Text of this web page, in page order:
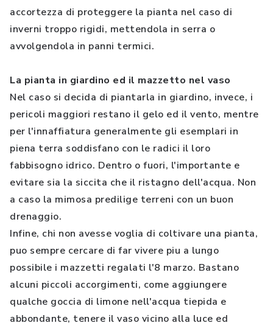
accortezza di proteggere la pianta nel caso di
inverni troppo rigidi, mettendola in serra o
avvolgendola in panni termici.
La pianta in giardino ed il mazzetto nel vaso
Nel caso si decida di piantarla in giardino, invece, i
pericoli maggiori restano il gelo ed il vento, mentre
per l'innaffiatura generalmente gli esemplari in
piena terra soddisfano con le radici il loro
fabbisogno idrico. Dentro o fuori, l'importante e
evitare sia la siccita che il ristagno dell'acqua. Non
a caso la mimosa predilige terreni con un buon
drenaggio.
Infine, chi non avesse voglia di coltivare una pianta,
puo sempre cercare di far vivere piu a lungo
possibile i mazzetti regalati l'8 marzo. Bastano
alcuni piccoli accorgimenti, come aggiungere
qualche goccia di limone nell'acqua tiepida e
abbondante, tenere il vaso vicino alla luce ed